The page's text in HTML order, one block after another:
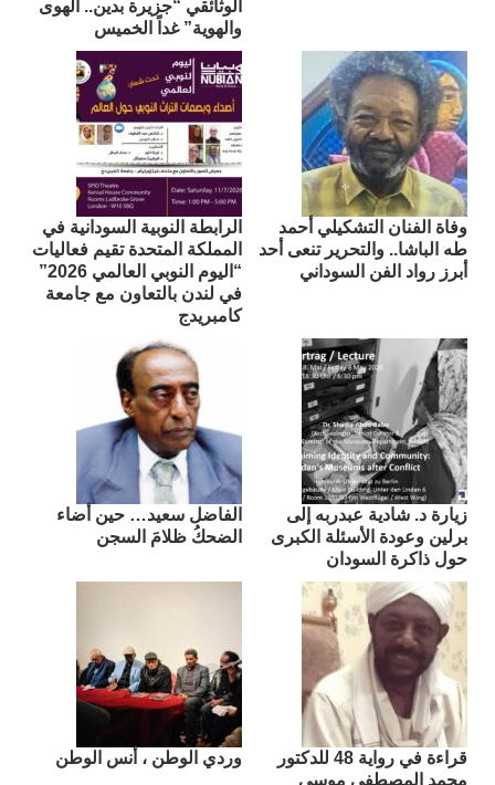
الوثائقي “جزيرة بدين.. الهوى
والهوية” غداً الخميس
وفاة الفنان التشكيلي أحمد
طه الباشا.. والتحرير تنعى أحد
أبرز رواد الفن السوداني
الرابطة النوبية السودانية في
المملكة المتحدة تقيم فعاليات
“اليوم النوبي العالمي 2026”
في لندن بالتعاون مع جامعة
كامبريدج
زيارة د. شادية عبدربه إلى
برلين وعودة الأسئلة الكبرى
حول ذاكرة السودان
الفاضل سعيد… حين أضاء
الضحكُ ظلامَ السجن
قراءة في رواية 48 للدكتور
محمد المصطفى موسى
وردي الوطن ، أنس الوطن